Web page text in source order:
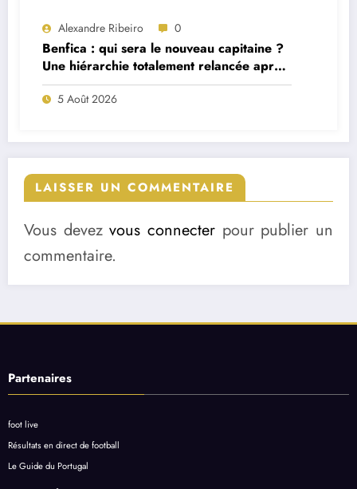
Alexandre Ribeiro 0
Benfica : qui sera le nouveau capitaine ?
Une hiérarchie totalement relancée après
deux départs majeurs
5 Août 2026
LAISSER UN COMMENTAIRE
Vous devezvous connecter pour publier un
commentaire.
Partenaires
foot live
Résultats en direct de football
Le Guide du Portugal